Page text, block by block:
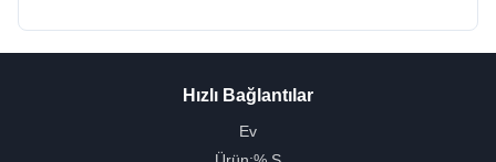
Hızlı Bağlantılar
Ev